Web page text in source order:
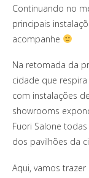
Continuando no
principais
acompanhe
Na retomada da
cidade que
com instalações
showrooms
Fuori Salone
dos pavilhões da
Aqui, vamos